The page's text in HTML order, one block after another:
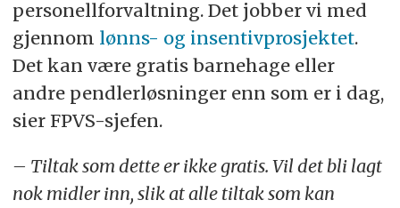
personellforvaltning. Det jobber vi med
gjennom lønns- og insentivprosjektet.
Det kan være gratis barnehage eller
andre pendlerløsninger enn som er i dag,
sier FPVS-sjefen.
– Tiltak som dette er ikke gratis. Vil det bli lagt
nok midler inn, slik at alle tiltak som kan